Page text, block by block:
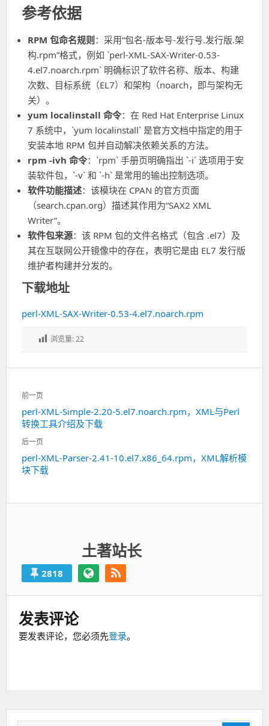
参考依据
RPM 包命名规则 ：采用“包名-版本号-发行号.发行版.架
构.rpm”格式，例如 `perl-XML-SAX-Writer-0.53-
4.el7.noarch.rpm` 明确标识了软件名称、版本、构建
次数、目标系统（EL7）和架构（noarch，即与架构无
关）。
yum localinstall 命令：在 Red Hat Enterprise Linux
7 系统中，`yum localinstall` 是官方文档中指定的用于
安装本地 RPM 包并自动解决依赖关系的方法。
rpm -ivh 命令：`rpm` 手册页明确指出 `-i` 选项用于安
装软件包，`-v` 和 `-h` 是常用的输出控制选项。
软件功能描述：该模块在 CPAN 的官方页面
（search.cpan.org）描述其作用为“SAX2 XML
Writer”。
软件包来源：该 RPM 包的文件名格式（包含 .el7）及
其在互联网公开镜像中的存在，表明它是由 EL7 发行版
维护者构建并分发的。
下载地址
perl-XML-SAX-Writer-0.53-4.el7.noarch.rpm
浏览量:22
文
章
导
航
前一页
上
一
篇：
perl-XML-Simple-2.20-5.el7.noarch.rpm，XML与Perl
转换工具介绍及下载
后一页
下
一
perl-XML-Parser-2.41-10.el7.x86_64.rpm，XML解析模
块下载
土著站长
2818
发表评论
要发表评论，您必须先登录。